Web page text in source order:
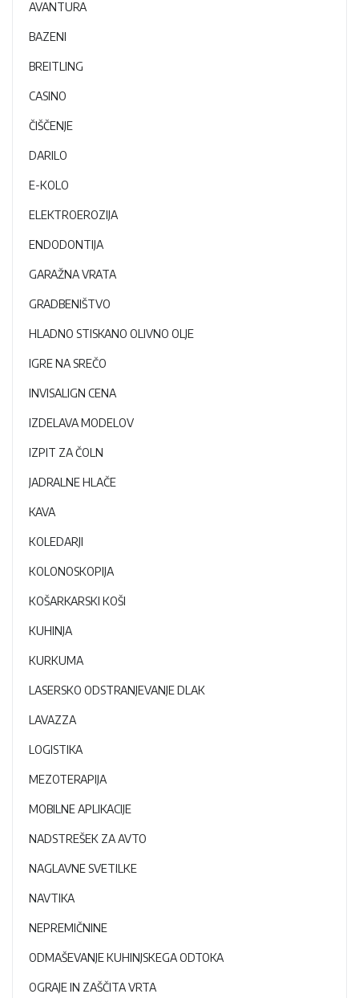
AVANTURA
BAZENI
BREITLING
CASINO
ČIŠČENJE
DARILO
E-KOLO
ELEKTROEROZIJA
ENDODONTIJA
GARAŽNA VRATA
GRADBENIŠTVO
HLADNO STISKANO OLIVNO OLJE
IGRE NA SREČO
INVISALIGN CENA
IZDELAVA MODELOV
IZPIT ZA ČOLN
JADRALNE HLAČE
KAVA
KOLEDARJI
KOLONOSKOPIJA
KOŠARKARSKI KOŠI
KUHINJA
KURKUMA
LASERSKO ODSTRANJEVANJE DLAK
LAVAZZA
LOGISTIKA
MEZOTERAPIJA
MOBILNE APLIKACIJE
NADSTREŠEK ZA AVTO
NAGLAVNE SVETILKE
NAVTIKA
NEPREMIČNINE
ODMAŠEVANJE KUHINJSKEGA ODTOKA
OGRAJE IN ZAŠČITA VRTA